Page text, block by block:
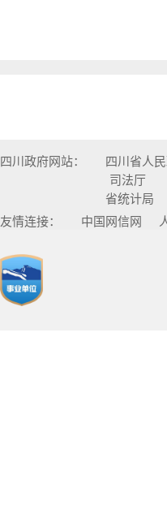
四川政府网站： 四川省人
司法厅
省统计局
友情连接：
中国网信网